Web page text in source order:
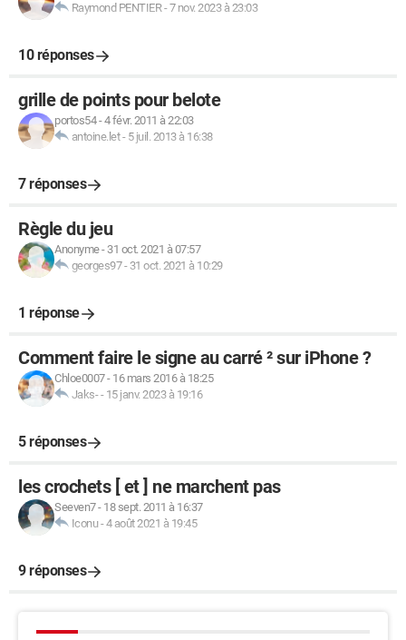
Raymond PENTIER-7 nov. 2023 à 23:03
10 réponses
grille de points pour belote
portos54-4 févr. 2011 à 22:03
antoine.let- 5 juil. 2013 à 16:38
7 réponses
Règle du jeu
Anonyme- 31 oct. 2021 à 07:57
georges97- 31 oct. 2021 à 10:29
1 réponse
Comment faire le signe au carré ² sur iPhone ?
Chloe0007- 16 mars 2016 à 18:25
Jaks-- 15 janv. 2023 à 19:16
5 réponses
les crochets [ et ] ne marchent pas
Seeven7- 18 sept. 2011 à 16:37
Iconu-4 août 2021 à 19:45
9 réponses